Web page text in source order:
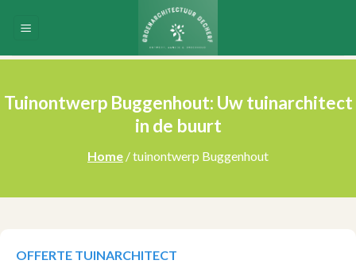
Tuinontwerp Buggenhout: Uw tuinarchitect
in de buurt
Home / tuinontwerp Buggenhout
OFFERTE TUINARCHITECT